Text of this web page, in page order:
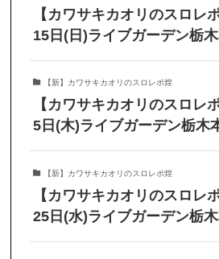
【カワサキカオリのスロレ
15日(日)ライブガーデン栃
【新】カワサキカオリのスロレポ煌
【カワサキカオリのスロレ
5日(木)ライブガーデン栃木
【新】カワサキカオリのスロレポ煌
【カワサキカオリのスロレ
25日(水)ライブガーデン栃